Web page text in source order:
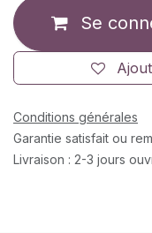
Se
Conditions générales
Garantie satisfait ou
Livraison : 2-3 jours